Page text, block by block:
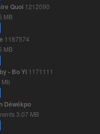
Quoi 1212090
MB
1187574
MB
- Bo Yi 1171111
Déwékpo
3.07 MB